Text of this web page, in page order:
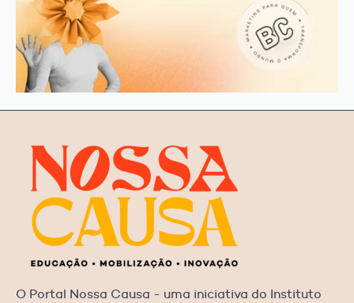
O Portal Nossa Causa - uma iniciativa do Instituto